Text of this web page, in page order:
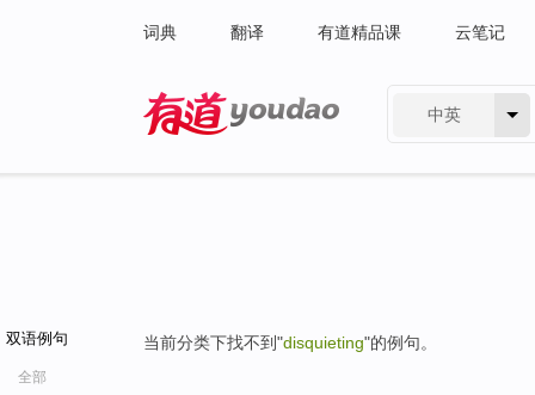
词典 翻译 有道精品课 云笔记
中英
双语例句
全部
当前分类下找不到"disquieting"的例句。